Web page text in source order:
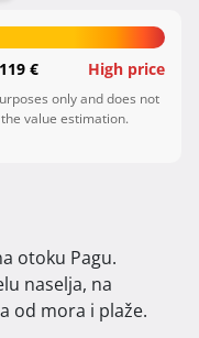
€ High price
only and does not
value estimation.
naselja, na
od mora i plaže.